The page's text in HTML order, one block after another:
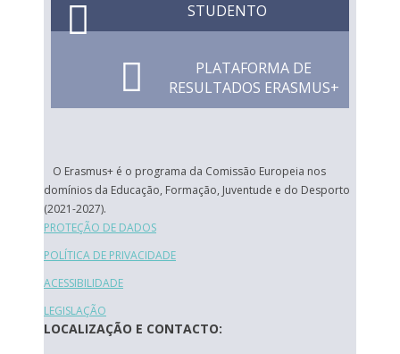
STUDENTO
PLATAFORMA DE
RESULTADOS ERASMUS+
O Erasmus+ é o programa da Comissão Europeia nos
domínios da Educação, Formação, Juventude e do Desporto
(2021-2027).
PROTEÇÃO DE DADOS
POLÍTICA DE PRIVACIDADE
ACESSIBILIDADE
LEGISLAÇÃO
LOCALIZAÇÃO E CONTACTO: